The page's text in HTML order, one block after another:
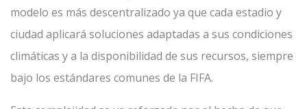
modelo es más descentralizado ya que cada estadio y
ciudad aplicará soluciones adaptadas a sus condiciones
climáticas y a la disponibilidad de sus recursos, siempre
bajo los estándares comunes de la FIFA.